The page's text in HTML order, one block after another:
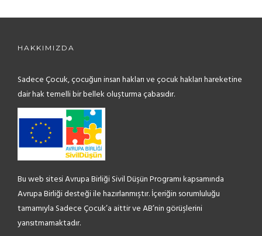
HAKKIMIZDA
Sadece Çocuk, çocuğun insan hakları ve çocuk hakları hareketine
dair hak temelli bir bellek oluşturma çabasıdır.
Bu web sitesi Avrupa Birliği Sivil Düşün Programı kapsamında
Avrupa Birliği desteği ile hazırlanmıştır. İçeriğin sorumluluğu
tamamıyla Sadece Çocuk’a aittir ve AB’nin görüşlerini
yansıtmamaktadır.